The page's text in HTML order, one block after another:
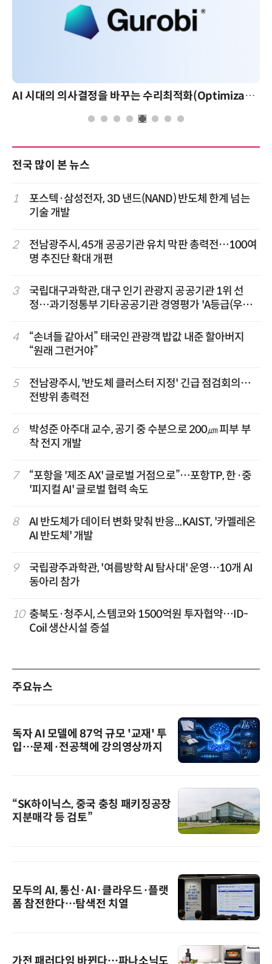
AI 시대의 의사결정을 바꾸는 수리최적화(Optimization): 실제 산업 적용 사례와 활용 전략
전국 많이 본 뉴스
1
포스텍·삼성전자, 3D 낸드(NAND) 반도체 한계 넘는
기술 개발
2
전남광주시, 45개 공공기관 유치 막판 총력전…100여
명 추진단 확대 개편
3
국립대구과학관, 대구 인기 관광지 공공기관 1위 선
정…과기정통부 기타공공기관 경영평가 'A등급(우수)'
4
“손녀들 같아서” 태국인 관광객 밥값 내준 할아버지
“원래 그런거야”
5
전남광주시, '반도체 클러스터 지정' 긴급 점검회의…
전방위 총력전
6
박성준 아주대 교수, 공기 중 수분으로 200㎛ 피부 부
착 전지 개발
7
“포항을 '제조 AX' 글로벌 거점으로”…포항TP, 한·중
'피지컬 AI' 글로벌 협력 속도
8
AI 반도체가 데이터 변화 맞춰 반응...KAIST, '카멜레온
AI 반도체' 개발
9
국립광주과학관, '여름방학 AI 탐사대' 운영…10개 AI
동아리 참가
10 충북도·청주시, 스템코와 1500억원 투자협약…ID-
Coil 생산시설 증설
주요뉴스
독자 AI 모델에 87억 규모 '교재' 투
입…문제·전공책에 강의영상까지
“SK하이닉스, 중국 충칭 패키징공장
지분매각 등 검토”
모두의 AI, 통신·AI·클라우드·플랫
폼 참전한다…탐색전 치열
가전 패러다임 바뀐다…파나소닉도